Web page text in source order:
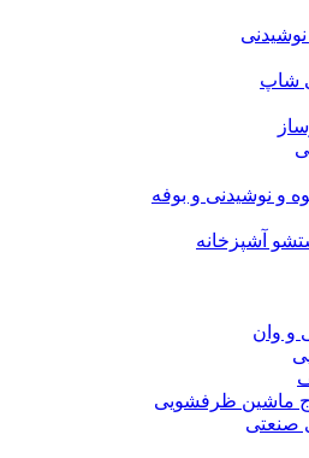
شاپ
و نوشیدنی و بوفه
آشپزخانه
و وان
ماشین ظرفشویی
صنعتی